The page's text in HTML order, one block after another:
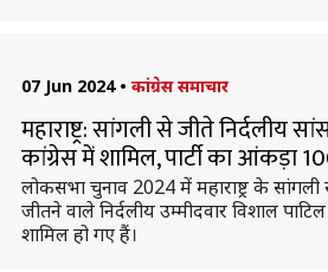
07 Jun 2024 • कांग्रेस समाचार
महाराष्ट्र: सांगली से जीते निर्दलीय
कांग्रेस में शामिल, पार्टी का आंकड़ा
लोकसभा चुनाव 2024 में महाराष्ट्र के
जीतने वाले निर्दलीय उम्मीदवार विशाल
शामिल हो गए हैं।